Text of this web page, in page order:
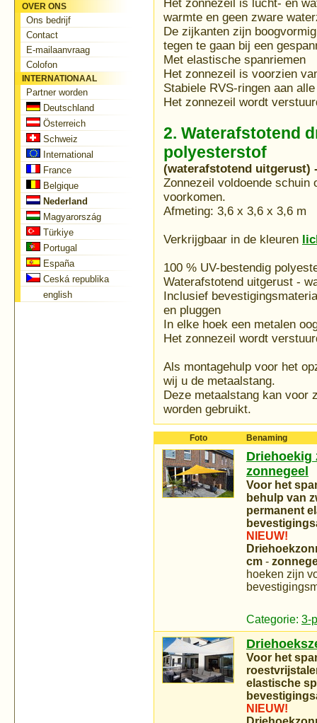
Het zonnezeil is lucht- en
warmte en geen zware
De zijkanten zijn
tegen te gaan bij een
Met elastische spanriemen
Het zonnezeil is voorzien
Stabiele RVS-ringen aan
Het zonnezeil wordt
2. Waterafstotend
polyesterstof
(waterafstotend uitgerust)
Zonnezeil voldoende schuin
voorkomen.
Afmeting: 3,6 x 3,6 x 3,6 m
Verkrijgbaar in de kleuren
100 % UV-bestendig
Waterafstotend uitgerust -
Inclusief
en pluggen
In elke hoek een metalen
Het zonnezeil wordt
Als montagehulp voor het
wij u de metaalstang.
Deze metaalstang kan voor
worden gebruikt.
Foto Benaming
Driehoekig
zonnegeel
Voor het
behulp van
permanent
NIEUW!
cm -
hoeken zijn
Categorie: 3-
Voor het
elastische
NIEUW!
OVER ONS
Ons bedrijf
Contact
E-mailaanvraag
Colofon
INTERNATIONAAL
Partner worden
Deutschland
Österreich
Schweiz
International
France
Belgique
Nederland
Magyarország
Türkiye
Portugal
España
Ceská republika
english